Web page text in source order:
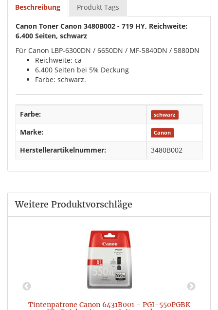
Beschreibung Produkt Tags
Canon Toner Canon 3480B002 - 719 HY, Reichweite:
6.400 Seiten, schwarz
Für Canon LBP-6300DN / 6650DN / MF-5840DN / 5880DN
Reichweite: ca
6.400 Seiten bei 5% Deckung
Farbe: schwarz.
Farbe: schwarz
Marke: Canon
Herstellerartikelnummer: 3480B002
Weitere Produktvorschläge
Tintenpatrone Canon 6431B001 - PGI-550PGBK